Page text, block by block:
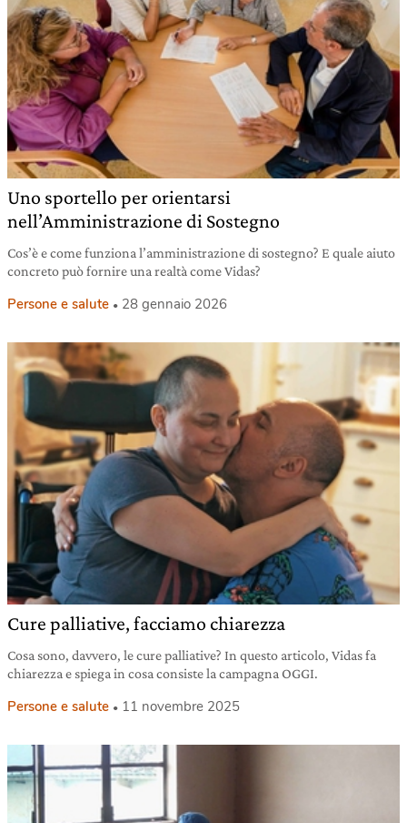
Uno sportello per orientarsi
nell’Amministrazione di Sostegno
Cos’è e come funziona l’amministrazione di sostegno? E quale aiuto
concreto può fornire una realtà come Vidas?
Persone e salute 28 gennaio 2026
Cure palliative, facciamo chiarezza
Cosa sono, davvero, le cure palliative? In questo articolo, Vidas fa
chiarezza e spiega in cosa consiste la campagna OGGI.
Persone e salute 11 novembre 2025